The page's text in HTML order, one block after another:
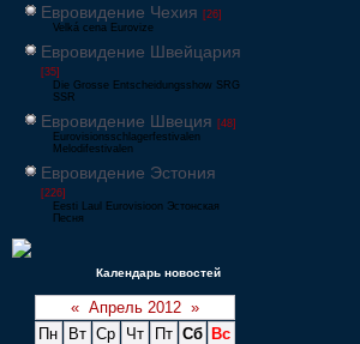
Евровидение Чехия [26]
Velká cena Eurovize
Евровидение Швейцария
[35]
Die Grosse Entscheidungsshow SRG
SSR
Евровидение Швеция [48]
Eurovisionsschlagerfestivalen
Melodifestivalen
Евровидение Эстония
[226]
Eesti Laul Eurovisioon Эстонская
Песня
Календарь новостей
« Апрель 2012 »
Пн
Вт Ср Чт Пт Сб
Вс